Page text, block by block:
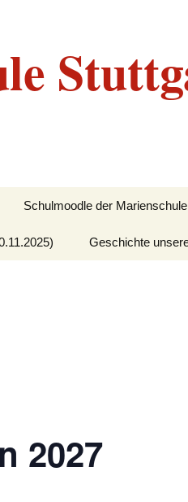
Schulmoodle der Marienschule
Geschichte
2027